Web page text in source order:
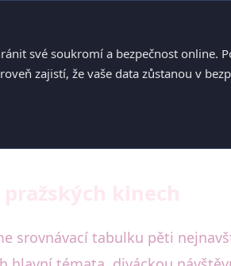
své soukromí a bezpečnost online.
zajistí, že vaše data zůstanou v
srovnávací tabulku pěti